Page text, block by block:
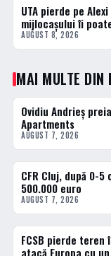
3 · TOP
UTA pierde pe
mijlocașului îi
AUGUST 8, 2026
MAI MULTE DIN
FOTBAL INTERN
Ovidiu Andrieș
Apartments
AUGUST 7, 2026
FOTBAL INTERN
CFR Cluj, după 0-
500.000 euro
AUGUST 7, 2026
FOTBAL EXTERN
FCSB pierde teren
atacă Europa cu